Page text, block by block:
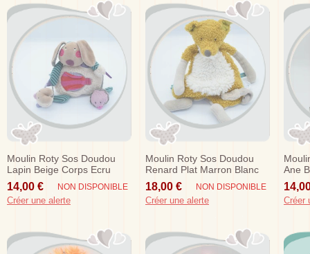
Moulin Roty Sos Doudou
Lapin Beige Corps Ecru
Eveil Les Jolis Pas Beaux
14,00 € NON DISPONIBLE
Créer une alerte
Moulin Roty Sos Doudou
Renard Plat Marron Blanc
Le Voyage D'olga
18,00 € NON DISPONIBLE
Créer une alerte
Ane
Créer